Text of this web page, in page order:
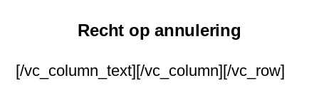
Recht op annulering
[/vc_column_text][/vc_column][/vc_row]